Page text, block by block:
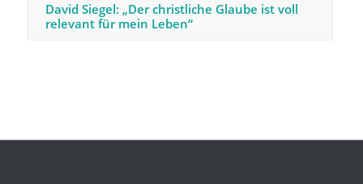
David Siegel: „Der christliche Glaube ist voll
relevant für mein Leben“